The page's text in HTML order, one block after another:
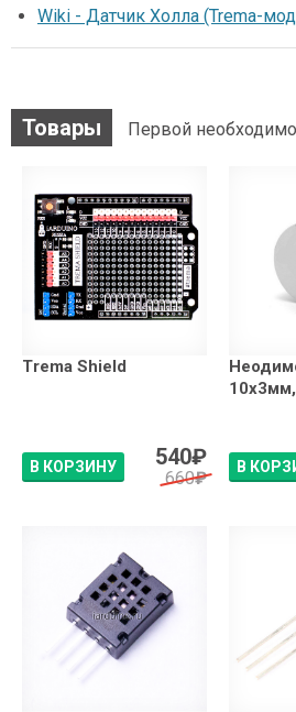
Wiki - Датчик Холла (Trema-
Товары Первой
Trema Shield
В КОРЗИНУ 540₽
660₽
В